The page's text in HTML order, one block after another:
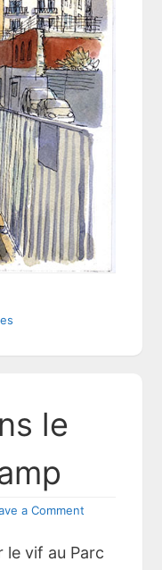
le
a Comment
le vif au Parc